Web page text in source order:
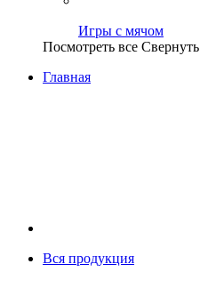
Игры с мячом
Посмотреть все Свернуть
Главная
Вся продукция